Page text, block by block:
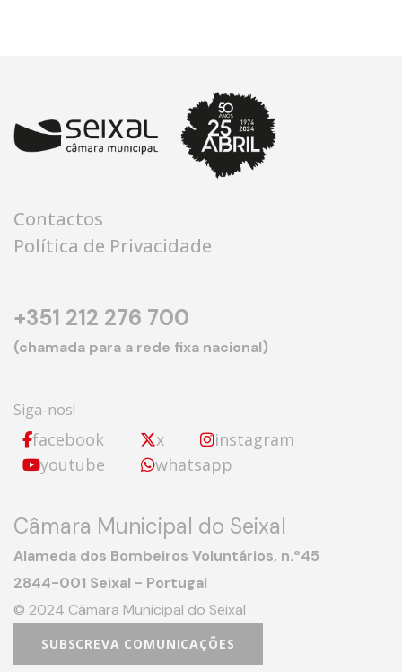
Contactos
Política de Privacidade
+351 212 276 700
(chamada para a rede fixa nacional)
Siga-nos!
facebook x
instagram
youtube
whatsapp
Câmara Municipal do Seixal
Alameda dos Bombeiros Voluntários, n.º45
2844-001 Seixal - Portugal
© 2024 Câmara Municipal do Seixal
SUBSCREVA COMUNICAÇÕES